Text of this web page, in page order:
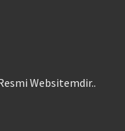
Websitemdir..